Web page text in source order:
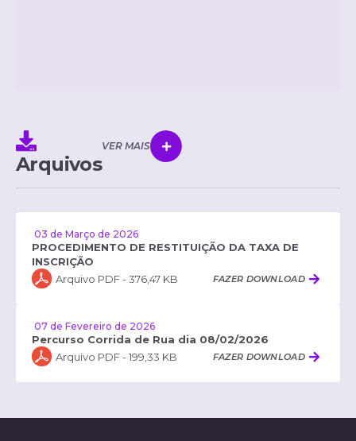
Arquivos
VER MAIS
PROCEDIMENTO DE RESTITUIÇÃO DA TAXA DE
INSCRIÇÃO
03 de Março de 2026
PDF 376,47 KB FAZER DOWNLOAD
Percurso Corrida de Rua dia 08/02/2026
07 de Fevereiro de 2026
PDF 199,33 KB FAZER DOWNLOAD